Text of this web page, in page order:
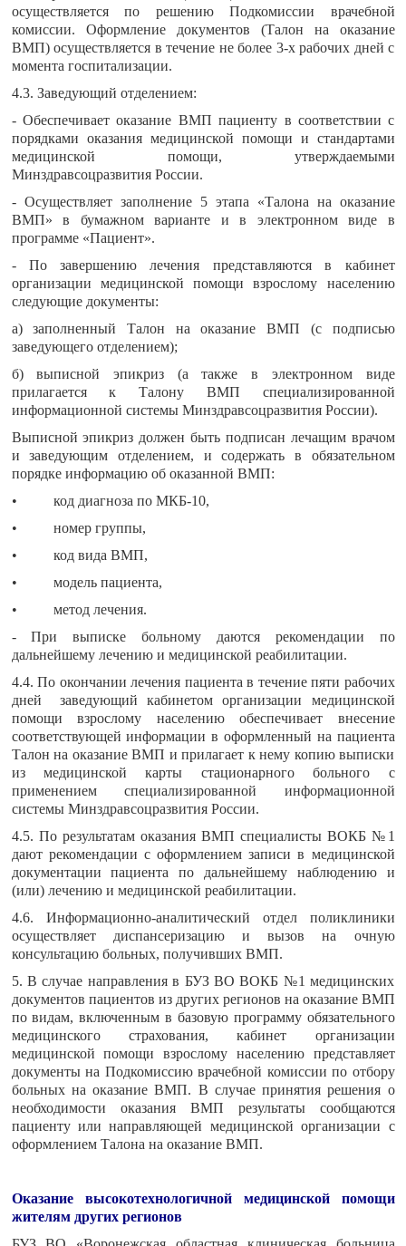
осуществляется по решению Подкомиссии врачебной
комиссии. Оформление документов (Талон на оказание
ВМП) осуществляется в течение не более 3-х рабочих дней с
момента госпитализации.
4.3. Заведующий отделением:
- Обеспечивает оказание ВМП пациенту в соответствии с
порядками оказания медицинской помощи и стандартами
медицинской помощи, утверждаемыми
Минздравсоцразвития России.
- Осуществляет заполнение 5 этапа «Талона на оказание
ВМП» в бумажном варианте и в электронном виде в
программе «Пациент».
- По завершению лечения представляются в кабинет
организации медицинской помощи взрослому населению
следующие документы:
а) заполненный Талон на оказание ВМП (с подписью
заведующего отделением);
б) выписной эпикриз (а также в электронном виде
прилагается к Талону ВМП специализированной
информационной системы Минздравсоцразвития России).
Выписной эпикриз должен быть подписан лечащим врачом
и заведующим отделением, и содержать в обязательном
порядке информацию об оказанной ВМП:
• код диагноза по МКБ-10,
• номер группы,
• код вида ВМП,
• модель пациента,
• метод лечения.
- При выписке больному даются рекомендации по
дальнейшему лечению и медицинской реабилитации.
4.4. По окончании лечения пациента в течение пяти рабочих
дней заведующий кабинетом организации медицинской
помощи взрослому населению обеспечивает внесение
соответствующей информации в оформленный на пациента
Талон на оказание ВМП и прилагает к нему копию выписки
из медицинской карты стационарного больного с
применением специализированной информационной
системы Минздравсоцразвития России.
4.5. По результатам оказания ВМП специалисты ВОКБ №1
дают рекомендации с оформлением записи в медицинской
документации пациента по дальнейшему наблюдению и
(или) лечению и медицинской реабилитации.
4.6. Информационно-аналитический отдел поликлиники
осуществляет диспансеризацию и вызов на очную
консультацию больных, получивших ВМП.
5. В случае направления в БУЗ ВО ВОКБ №1 медицинских
документов пациентов из других регионов на оказание ВМП
по видам, включенным в базовую программу обязательного
медицинского страхования, кабинет организации
медицинской помощи взрослому населению представляет
документы на Подкомиссию врачебной комиссии по отбору
больных на оказание ВМП. В случае принятия решения о
необходимости оказания ВМП результаты сообщаются
пациенту или направляющей медицинской организации с
оформлением Талона на оказание ВМП.
Оказание высокотехнологичной медицинской помощи
жителям других регионов